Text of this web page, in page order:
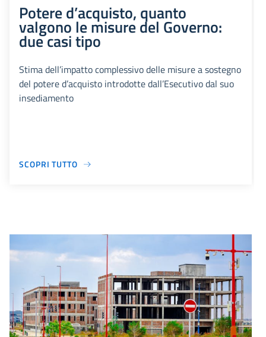
Potere d’acquisto, quanto
valgono le misure del Governo:
due casi tipo
Stima dell’impatto complessivo delle misure a sostegno
del potere d’acquisto introdotte dall’Esecutivo dal suo
insediamento
SCOPRI TUTTO